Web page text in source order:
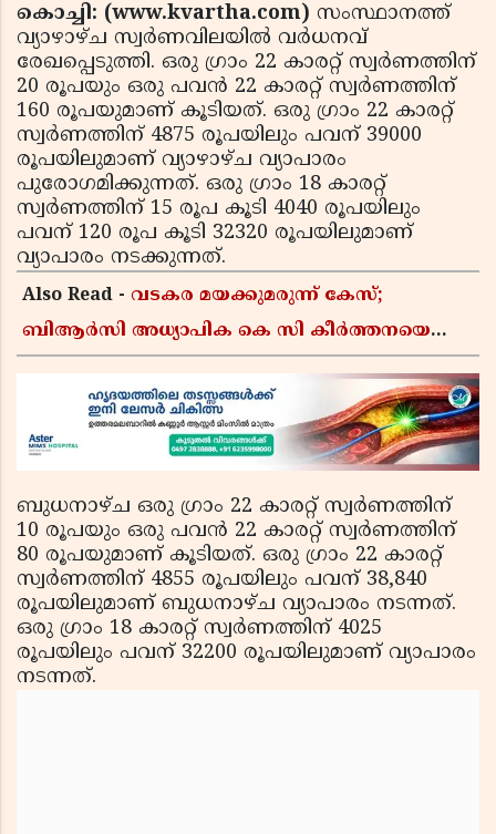
കൊച്ചി: (www.kvartha.com) സംസ്ഥാനത്ത്
വ്യാഴാഴ്ച സ്വര്‍ണവിലയില്‍ വര്‍ധനവ്
രേഖപ്പെടുത്തി. ഒരു ഗ്രാം 22 കാരറ്റ് സ്വര്‍ണത്തിന്
20 രൂപയും ഒരു പവന്‍ 22 കാരറ്റ് സ്വര്‍ണത്തിന്
160 രൂപയുമാണ് കൂടിയത്. ഒരു ഗ്രാം 22 കാരറ്റ്
സ്വര്‍ണത്തിന് 4875 രൂപയിലും പവന് 39000
രൂപയിലുമാണ് വ്യാഴാഴ്ച വ്യാപാരം
പുരോഗമിക്കുന്നത്. ഒരു ഗ്രാം 18 കാരറ്റ്
സ്വര്‍ണത്തിന് 15 രൂപ കൂടി 4040 രൂപയിലും
പവന് 120 രൂപ കൂടി 32320 രൂപയിലുമാണ്
വ്യാപാരം നടക്കുന്നത്.
Also Read - വടകര മയക്കുമരുന്ന് കേസ്;
ബിആർസി അധ്യാപിക കെ സി കീർത്തനയെ
ബുധനാഴ്ച ഒരു ഗ്രാം 22 കാരറ്റ് സ്വര്‍ണത്തിന്
10 രൂപയും ഒരു പവന്‍ 22 കാരറ്റ് സ്വര്‍ണത്തിന്
80 രൂപയുമാണ് കൂടിയത്. ഒരു ഗ്രാം 22 കാരറ്റ്
സ്വര്‍ണത്തിന് 4855 രൂപയിലും പവന് 38,840
രൂപയിലുമാണ് ബുധനാഴ്ച വ്യാപാരം നടന്നത്.
ഒരു ഗ്രാം 18 കാരറ്റ് സ്വര്‍ണത്തിന് 4025
രൂപയിലും പവന് 32200 രൂപയിലുമാണ് വ്യാപാരം
നടന്നത്.